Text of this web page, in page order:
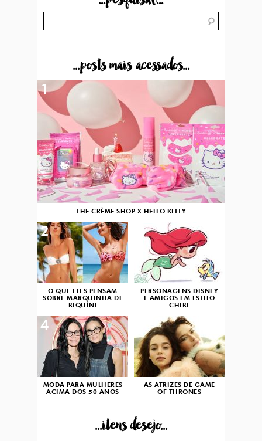
...posts mais acessados...
THE CRÈME SHOP X HELLO KITTY
1
O QUE ELES PENSAM
SOBRE MARQUINHA DE
BIQUÍNI
2
PERSONAGENS DISNEY
E AMIGOS EM ESTILO
CHIBI
3
MODA PARA MULHERES
ACIMA DOS 50 ANOS
4
AS ATRIZES DE GAME
OF THRONES
...itens desejo...